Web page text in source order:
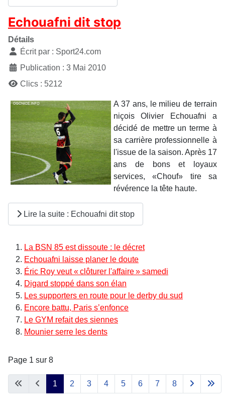
Echouafni dit stop
Détails
Écrit par : Sport24.com
Publication : 3 Mai 2010
Clics : 5212
A 37 ans, le milieu de terrain
niçois Olivier Echouafni a
décidé de mettre un terme à
sa carrière professionnelle à
l'issue de la saison. Après 17
ans de bons et loyaux
services, «Chouf» tire sa
révérence la tête haute.
Lire la suite : Echouafni dit stop
La BSN 85 est dissoute : le décret
Echouafni laisse planer le doute
Éric Roy veut « clôturer l'affaire » samedi
Digard stoppé dans son élan
Les supporters en route pour le derby du sud
Encore battu, Paris s’enfonce
Le GYM refait des siennes
Mounier serre les dents
Page 1 sur 8
1 2 3 4 5 6 7 8